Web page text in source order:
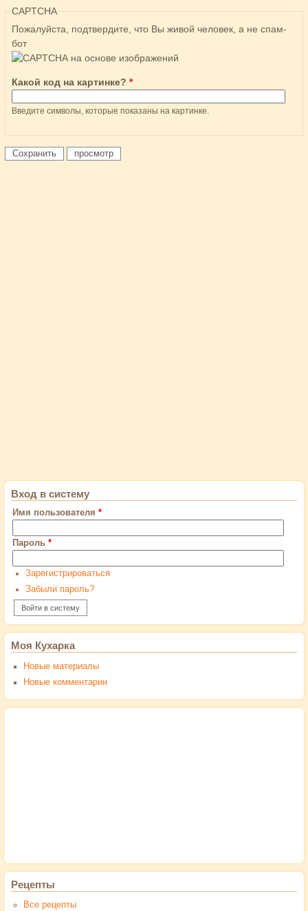
CAPTCHA
Пожалуйста, подтвердите, что Вы живой человек, а не спам-
бот
Какой код на картинке? *
Введите символы, которые показаны на картинке.
Вход в систему
Имя пользователя *
Пароль *
Зарегистрироваться
Забыли пароль?
Моя Кухарка
Новые материалы
Новые комментарии
Рецепты
Все рецепты